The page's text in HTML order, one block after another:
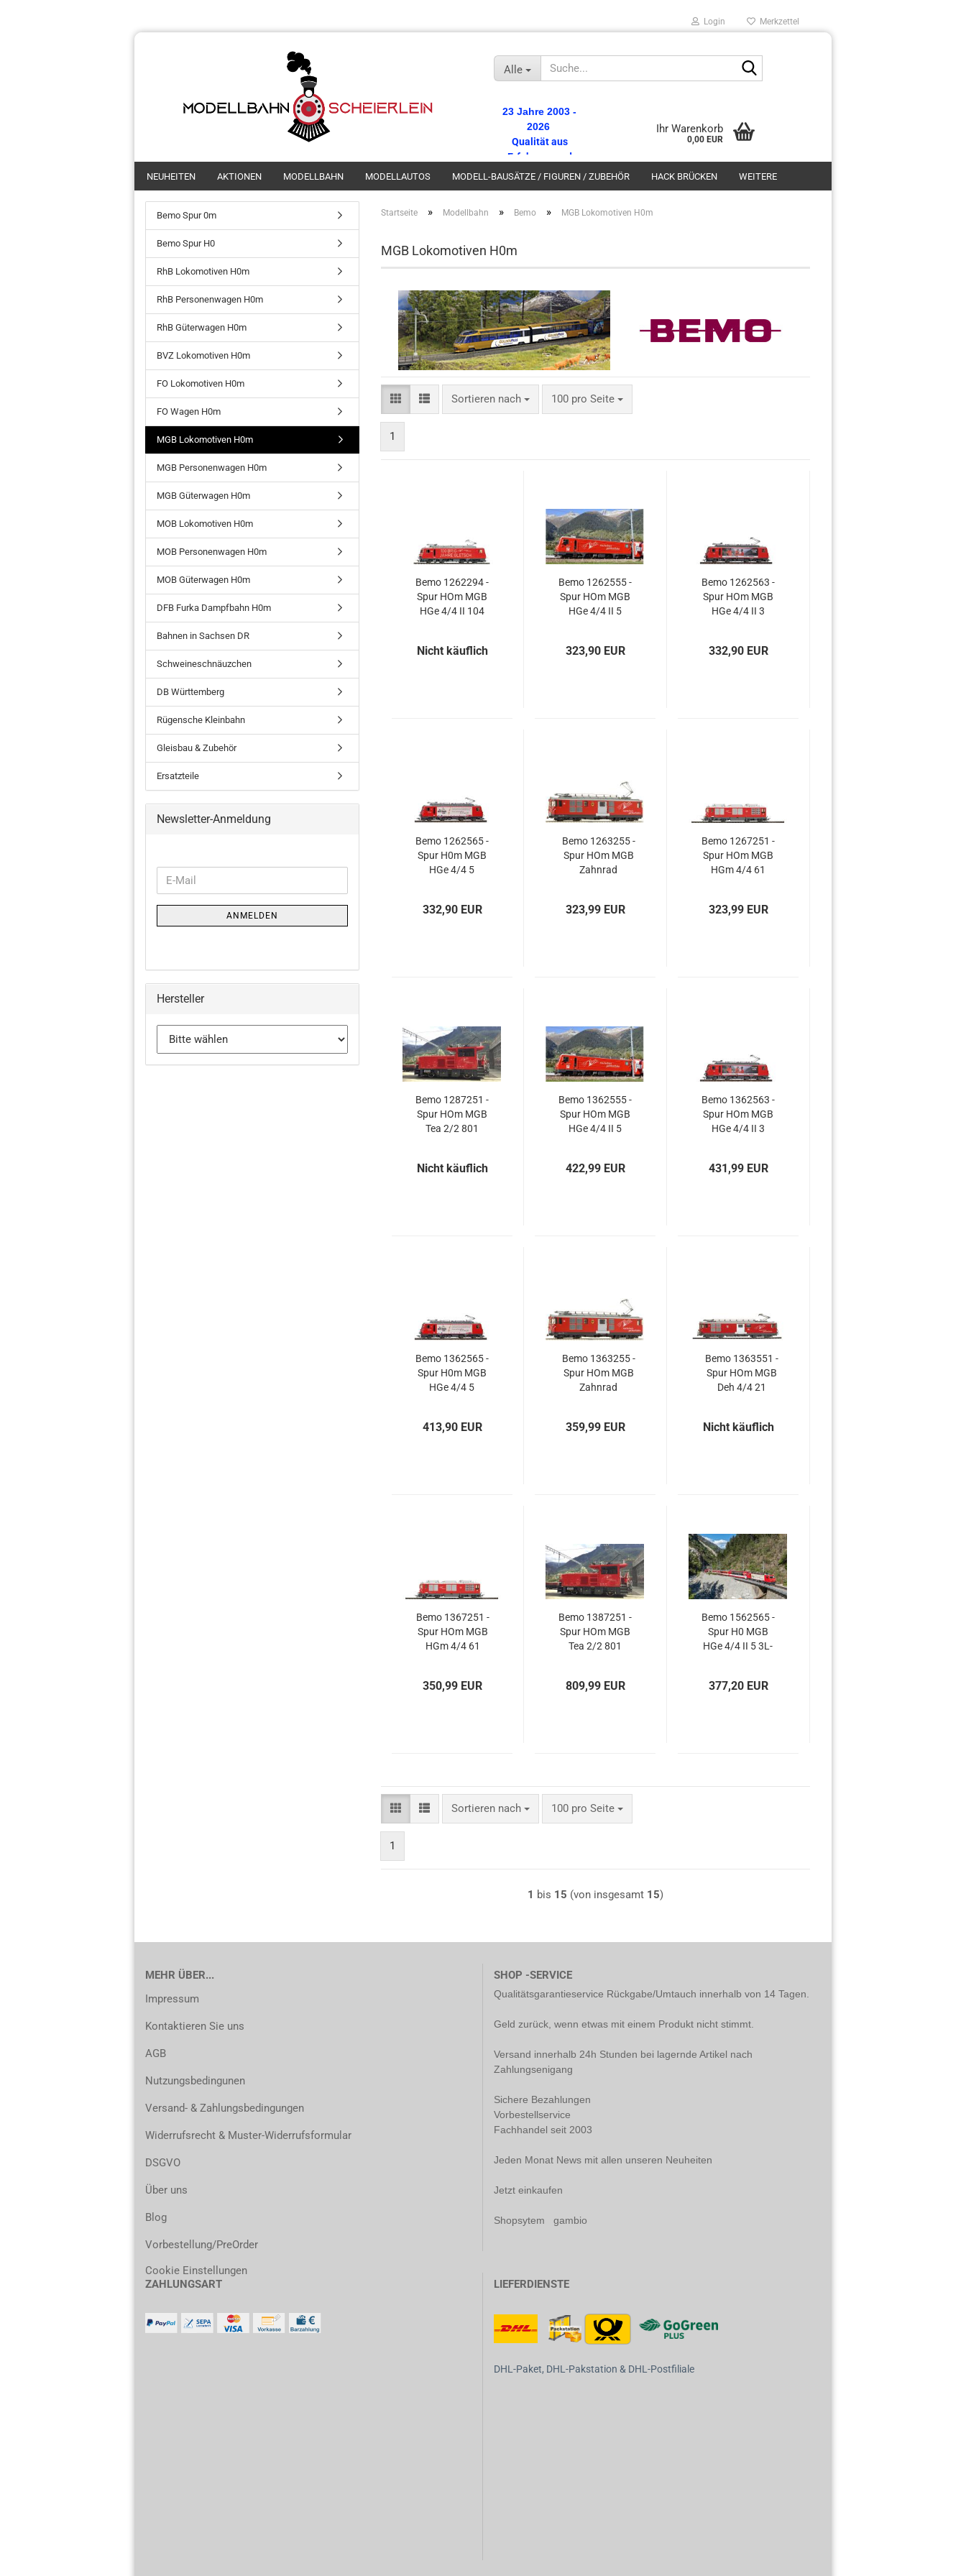
Login Merkzettel
Alle
23 Jahre 2003 -
2026
Qualität aus
Erfahrung und
Tradition.
Wareneinkaufswert
Ihr Warenkorb
0,00 EUR
NEUHEITEN AKTIONEN MODELLBAHN MODELLAUTOS MODELL-BAUSÄTZE / FIGUREN / ZUBEHÖR HACK BRÜCKEN WEITERE
Startseite » Modellbahn » Bemo » MGB Lokomotiven H0m
MGB Lokomotiven H0m
Sortieren nach
Sortieren nach 100 pro Seite
pro Seite
1
Bemo 1262294 -
Spur HOm MGB
HGe 4/4 II 104
Zermatt
Nicht käuflich
Bemo 1262555 -
Spur HOm MGB
HGe 4/4 II 5
Matterhorn"
323,90 EUR
Bemo 1262563 -
Spur HOm MGB
HGe 4/4 II 3
332,90 EUR
Bemo 1262565 -
Spur H0m MGB
HGe 4/4 5
332,90 EUR
Bemo 1263255 -
Spur HOm MGB
Zahnrad
323,99 EUR
Bemo 1267251 -
Spur HOm MGB
HGm 4/4 61
323,99 EUR
Bemo 1287251 -
Spur HOm MGB
Tea 2/2 801
2021"
Nicht käuflich
Bemo 1362555 -
Spur HOm MGB
HGe 4/4 II 5
Matterhorn"
422,99 EUR
Bemo 1362563 -
Spur HOm MGB
HGe 4/4 II 3
431,99 EUR
Bemo 1362565 -
Spur H0m MGB
HGe 4/4 5
Ep.VI
413,90 EUR
Bemo 1363255 -
Spur HOm MGB
Zahnrad
359,99 EUR
Bemo 1363551 -
Spur HOm MGB
Deh 4/4 21
digital
Nicht käuflich
Bemo 1367251 -
Spur HOm MGB
HGm 4/4 61
350,99 EUR
Bemo 1387251 -
Spur HOm MGB
Tea 2/2 801
2021" mit Sound
809,99 EUR
Bemo 1562565 -
Spur H0 MGB
HGe 4/4 II 5 3L-
377,20 EUR
Sortieren nach
Sortieren nach 100 pro Seite
pro Seite
1
1 bis 15 (von insgesamt 15)
Bemo Spur 0m
Bemo Spur H0
RhB Lokomotiven H0m
RhB Personenwagen H0m
RhB Güterwagen H0m
BVZ Lokomotiven H0m
FO Lokomotiven H0m
FO Wagen H0m
MGB Lokomotiven H0m
MGB Personenwagen H0m
MGB Güterwagen H0m
MOB Lokomotiven H0m
MOB Personenwagen H0m
MOB Güterwagen H0m
DFB Furka Dampfbahn H0m
Bahnen in Sachsen DR
Schweineschnäuzchen
DB Württemberg
Rügensche Kleinbahn
Gleisbau & Zubehör
Ersatzteile
Newsletter-Anmeldung
WEITER
ZUR
NEWSLETTER-
E-
Mail
ANMELDEN
Hersteller
MEHR ÜBER...
Impressum
Kontaktieren Sie uns
AGB
Nutzungsbedingunen
Versand- & Zahlungsbedingungen
Widerrufsrecht & Muster-Widerrufsformular
DSGVO
Über uns
Blog
Vorbestellung/PreOrder
Cookie Einstellungen
SHOP -SERVICE
Qualitätsgarantieservice Rückgabe/Umtauch innerhalb von 14 Tagen.
Geld zurück, wenn etwas mit einem Produkt nicht stimmt.
Versand innerhalb 24h Stunden bei lagernde Artikel nach
Zahlungsenigang
Sichere Bezahlungen
Vorbestellservice
Fachhandel seit 2003
Jeden Monat News mit allen unseren Neuheiten
Jetzt einkaufen
Shopsytem gambio
ZAHLUNGSART LIEFERDIENSTE
DHL-Paket, DHL-Pakstation & DHL-Postfiliale